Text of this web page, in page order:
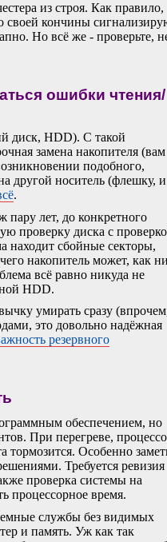
из строя. Как правило,
своей кончины
Но всё же - проверьте,
ошибки чтения/
диск, HDD). С такой
замена накопителя (вам
подобного,
другой носитель (флешку, и
.
лет, до конкретного
проверку диска с
находит сбойные секторы,
накопитель может, как
всё равно никуда не
HDD.
умирать сразу
это довольно надёжная
резервного
обеспечением, но
При перегреве,
тормозится. Особенно
Требуется ревизия
проверка системы на
процессорное время.
службы без видимых
и память. Уж как так